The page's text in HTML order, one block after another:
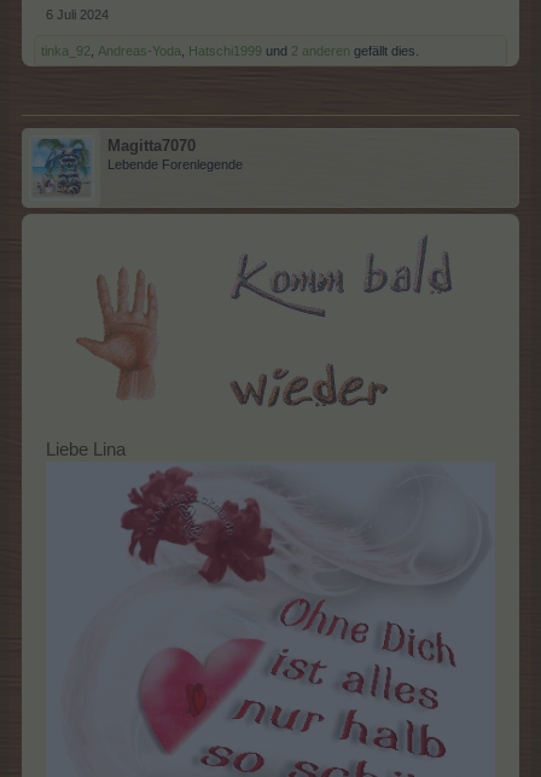
6 Juli 2024
tinka_92 Andreas-Yoda Hatschi1999 und 2 anderen gefällt dies.
Magitta7070
Lebende Forenlegende
Liebe Lina